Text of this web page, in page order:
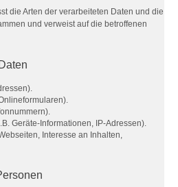
die Arten der verarbeiteten Daten und die
und verweist auf die betroffenen
Geräte-Informationen, IP-Adressen).
Interesse an Inhalten,